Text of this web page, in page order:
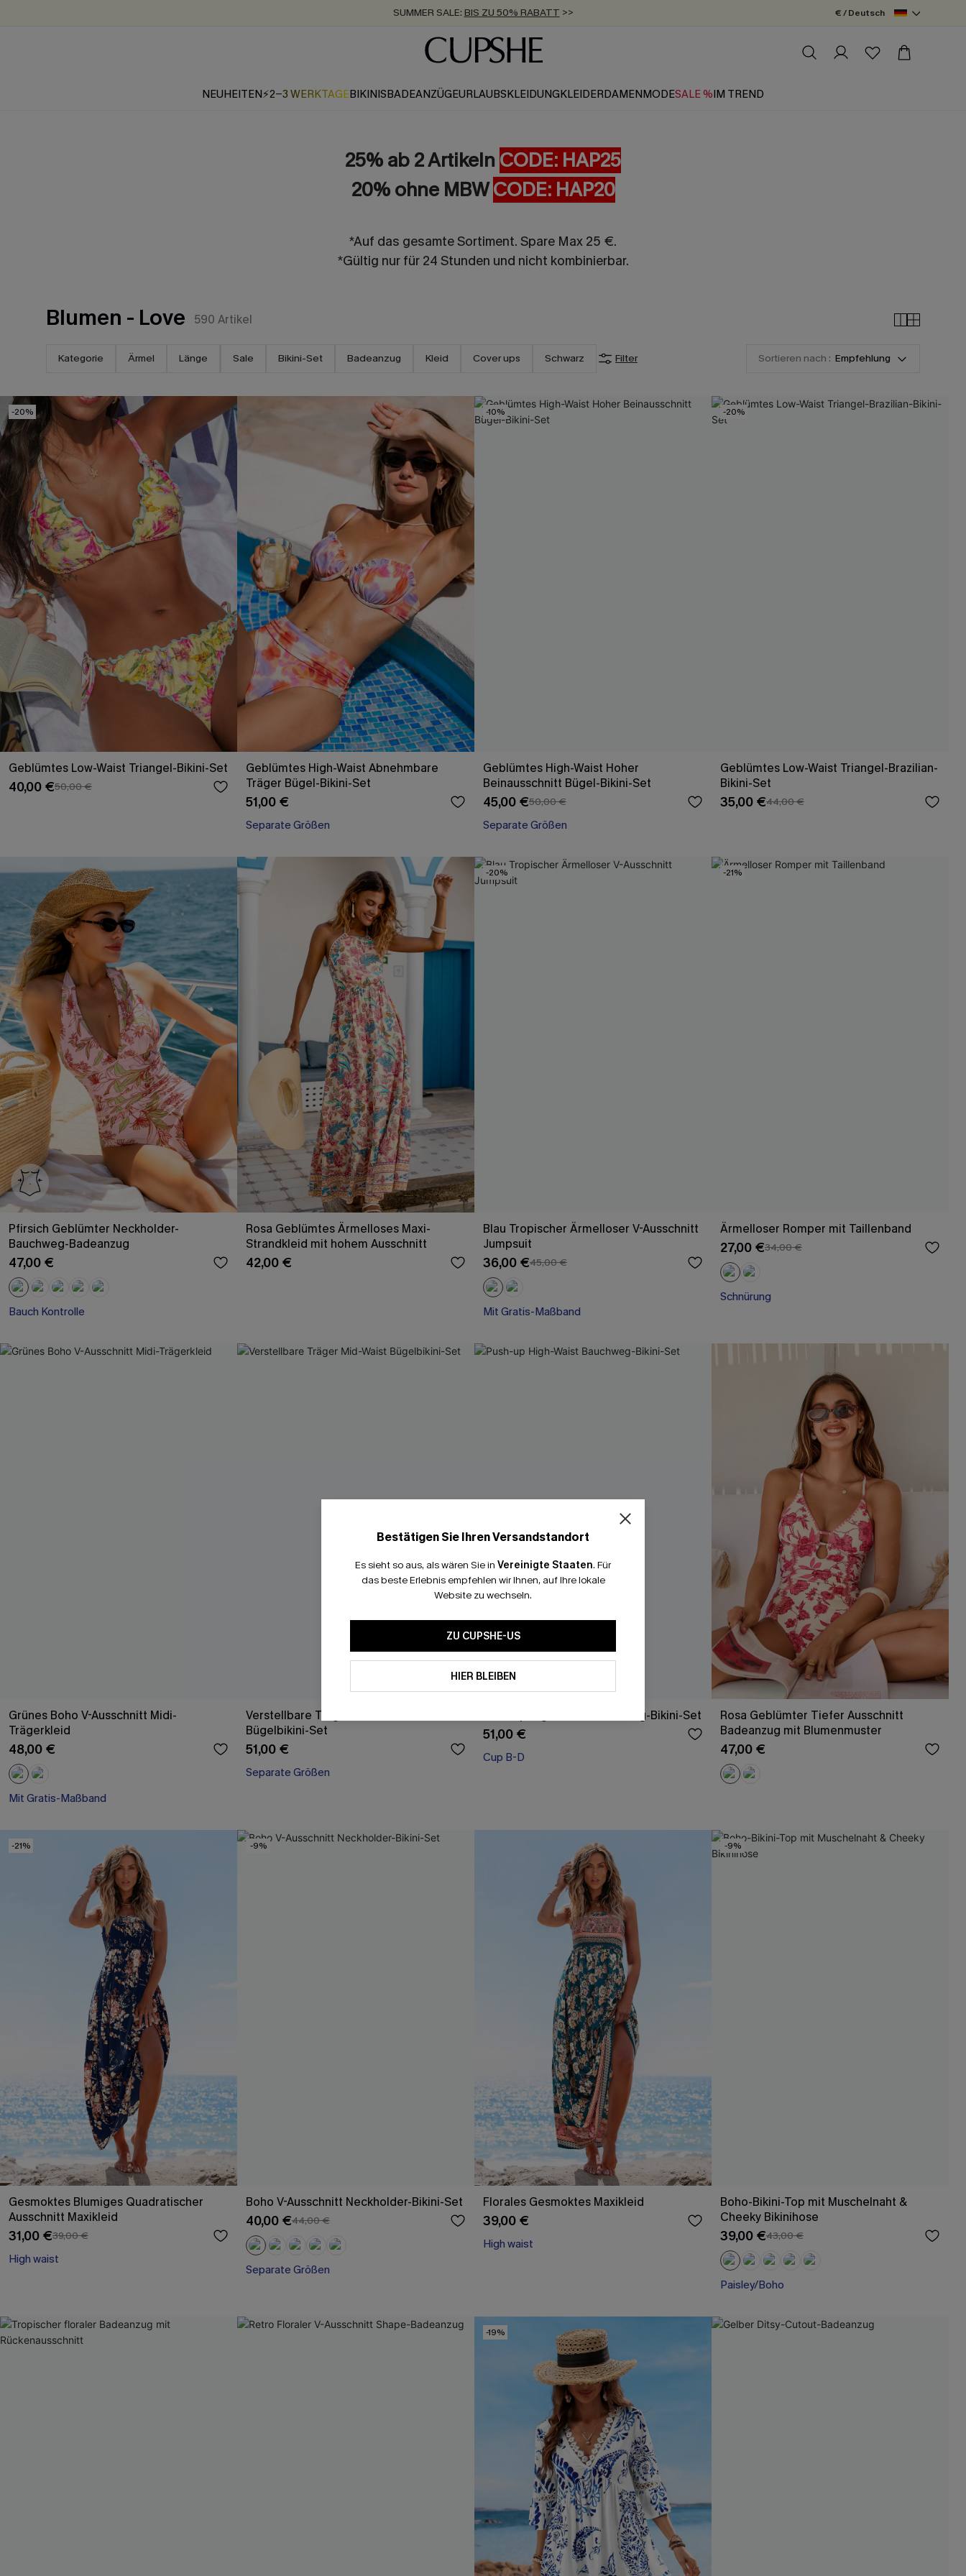
SUMMER SALE: BIS ZU 50% RABATT >>
ZUM NEWSLETTER:BIS ZU -20% EXTRA ERHALTEN
KOSTENLOSER VERSAND AB 89 €
€ / Deutsch
NEUHEITEN⚡2-3 WERKTAGEBIKINISBADEANZÜGEURLAUBSKLEIDUNGKLEIDERDAMENMODESALE %IM TREND
25% ab 2 Artikeln CODE: HAP25
20% ohne MBW CODE: HAP20
*Auf das gesamte Sortiment. Spare Max 25 €.
*Gültig nur für 24 Stunden und nicht kombinierbar.
Blumen - Love 590 Artikel
Kategorie Ärmel Länge Sale Bikini-Set Badeanzug Kleid Cover ups Schwarz Filter Sortieren nach : Empfehlung
-20%
Geblümtes Low-Waist Triangel-Bikini-Set
40,00 €50,00 €
Geblümtes High-Waist Abnehmbare
Träger Bügel-Bikini-Set
51,00 €
Separate Größen
-10%
Geblümtes High-Waist Hoher
Beinausschnitt Bügel-Bikini-Set
45,00 €50,00 €
Separate Größen
-20%
Geblümtes Low-Waist Triangel-Brazilian-
Bikini-Set
35,00 €44,00 €
Pfirsich Geblümter Neckholder-
Bauchweg-Badeanzug
47,00 €
Bauch Kontrolle
Rosa Geblümtes Ärmelloses Maxi-
Strandkleid mit hohem Ausschnitt
42,00 €
-20%
Blau Tropischer Ärmelloser V-Ausschnitt
Jumpsuit
36,00 €45,00 €
Mit Gratis-Maßband
Mit Gratis-Maßband
-21%
Ärmelloser Romper mit Taillenband
27,00 €34,00 €
Schnürung
Grünes Boho V-Ausschnitt Midi-
Trägerkleid
48,00 €
Mit Gratis-Maßband
Mit Gratis-Maßband
Verstellbare Träger Mid-Waist
Bügelbikini-Set
51,00 €
Separate Größen
Push-up High-Waist Bauchweg-Bikini-Set
51,00 €
Cup B-D
Rosa Geblümter Tiefer Ausschnitt
Badeanzug mit Blumenmuster
47,00 €
-21%
Gesmoktes Blumiges Quadratischer
Ausschnitt Maxikleid
31,00 €39,00 €
High waist
-9%
Boho V-Ausschnitt Neckholder-Bikini-Set
40,00 €44,00 €
Separate Größen
Florales Gesmoktes Maxikleid
39,00 €
High waist
-9%
Boho-Bikini-Top mit Muschelnaht &
Cheeky Bikinihose
39,00 €43,00 €
Paisley/Boho
-19%
Bestätigen Sie Ihren Versandstandort
Es sieht so aus, als wären Sie in Vereinigte Staaten. Für
das beste Erlebnis empfehlen wir Ihnen, auf Ihre lokale
Website zu wechseln.
ZU CUPSHE-US
HIER BLEIBEN